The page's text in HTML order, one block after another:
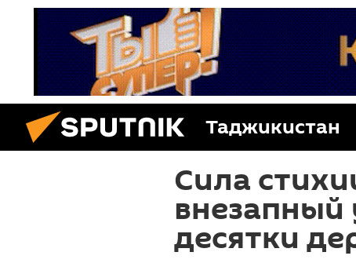
Таджикистан
Сила
внезапный
десятки